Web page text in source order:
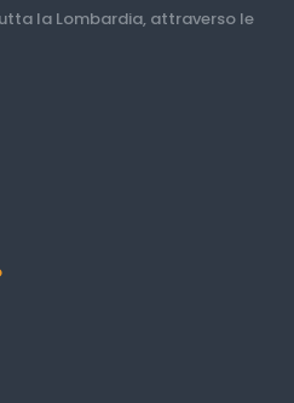
la Lombardia, attraverso le